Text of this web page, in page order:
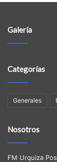
Galería
Categorías
Generales
Nosotros
FM Urquiza